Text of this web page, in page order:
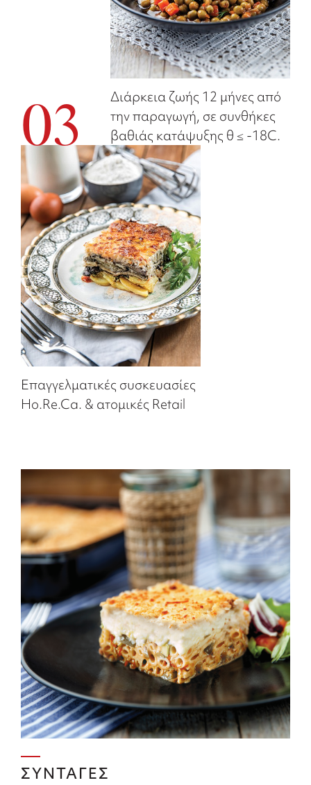
Διάρκεια ζωής 12 μήνες από
την παραγωγή, σε συνθήκες
βαθιάς κατάψυξης θ ≤ -18C.
03
Επαγγελματικές συσκευασίες
Ho.Re.Ca. & ατομικές Retail
ΣΥΝΤΑΓΕΣ